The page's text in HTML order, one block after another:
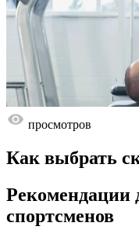
просмотров
Как выбрать
спортсменов